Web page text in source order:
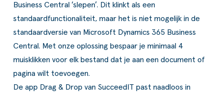
Business Central ‘slepen’. Dit klinkt als een
standaardfunctionaliteit, maar het is niet mogelijk in de
standaardversie van Microsoft Dynamics 365 Business
Central. Met onze oplossing bespaar je minimaal 4
muisklikken voor elk bestand dat je aan een document of
pagina wilt toevoegen.
De app Drag & Drop van SucceedIT past naadloos in